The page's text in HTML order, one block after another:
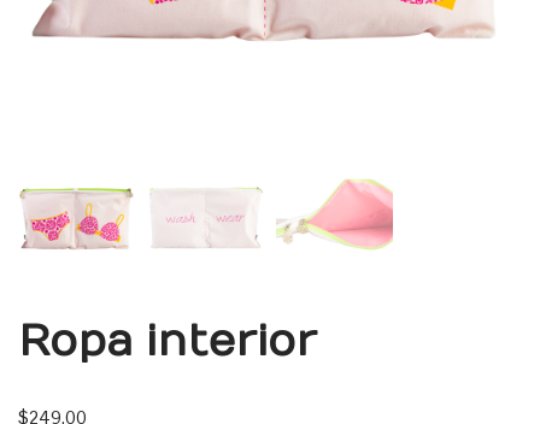
Ropa interior
$249.00